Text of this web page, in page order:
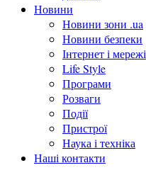
Новини
Новини зони .ua
Новини безпеки
Інтернет і мережі
Life Style
Програми
Розваги
Події
Пристрої
Наука і техніка
Наші контакти